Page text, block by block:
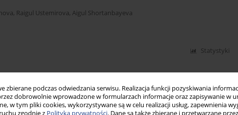
zbierane podczas odwiedzania serwisu. Realizacja funkcji pozyskiwania
dobrowolnie wprowadzone w formularzach informacje oraz zapisywanie w
w tym pliki cookies, wykorzystywane są w celu realizacji usług, zapewnienia
zgodnie z Polityką prywatności. Dane są także zbierane i przetwarzane
, Raigul Ustemirova, Aigul Shortanbayeva
Statystyki